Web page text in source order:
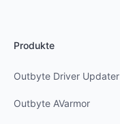
Produkte
Outbyte Driver Updater
Outbyte AVarmor